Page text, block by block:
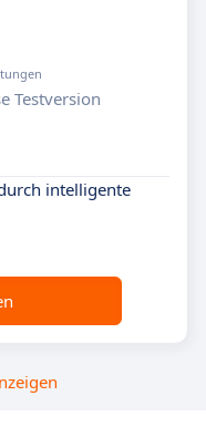
Testversion
intelligente